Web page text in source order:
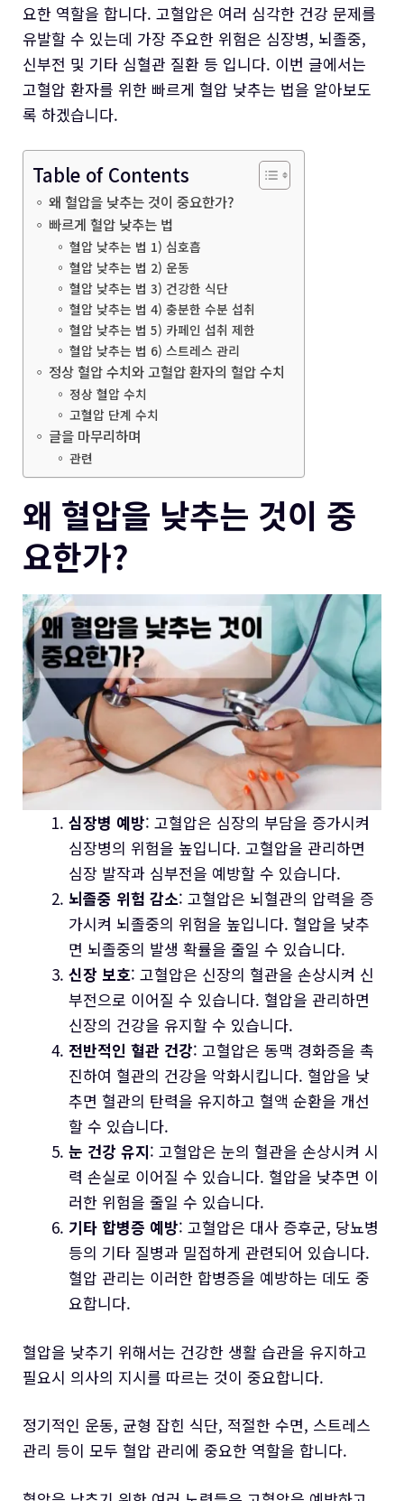
요한 역할을 합니다. 고혈압은 여러 심각한 건강 문제를
유발할 수 있는데 가장 주요한 위험은 심장병, 뇌졸중,
신부전 및 기타 심혈관 질환 등 입니다. 이번 글에서는
고혈압 환자를 위한 빠르게 혈압 낮추는 법을 알아보도
록 하겠습니다.
Table of Contents
왜 혈압을 낮추는 것이 중요한가?
빠르게 혈압 낮추는 법
혈압 낮추는 법 1) 심호흡
혈압 낮추는 법 2) 운동
혈압 낮추는 법 3) 건강한 식단
혈압 낮추는 법 4) 충분한 수분 섭취
혈압 낮추는 법 5) 카페인 섭취 제한
혈압 낮추는 법 6) 스트레스 관리
정상 혈압 수치와 고혈압 환자의 혈압 수치
정상 혈압 수치
고혈압 단계 수치
글을 마무리하며
관련
왜 혈압을 낮추는 것이 중
요한가?
심장병 예방: 고혈압은 심장의 부담을 증가시켜
심장병의 위험을 높입니다. 고혈압을 관리하면
심장 발작과 심부전을 예방할 수 있습니다.
뇌졸중 위험 감소: 고혈압은 뇌혈관의 압력을 증
가시켜 뇌졸중의 위험을 높입니다. 혈압을 낮추
면 뇌졸중의 발생 확률을 줄일 수 있습니다.
신장 보호: 고혈압은 신장의 혈관을 손상시켜 신
부전으로 이어질 수 있습니다. 혈압을 관리하면
신장의 건강을 유지할 수 있습니다.
전반적인 혈관 건강: 고혈압은 동맥 경화증을 촉
진하여 혈관의 건강을 악화시킵니다. 혈압을 낮
추면 혈관의 탄력을 유지하고 혈액 순환을 개선
할 수 있습니다.
눈 건강 유지: 고혈압은 눈의 혈관을 손상시켜 시
력 손실로 이어질 수 있습니다. 혈압을 낮추면 이
러한 위험을 줄일 수 있습니다.
기타 합병증 예방: 고혈압은 대사 증후군, 당뇨병
등의 기타 질병과 밀접하게 관련되어 있습니다.
혈압 관리는 이러한 합병증을 예방하는 데도 중
요합니다.
혈압을 낮추기 위해서는 건강한 생활 습관을 유지하고
필요시 의사의 지시를 따르는 것이 중요합니다.
정기적인 운동, 균형 잡힌 식단, 적절한 수면, 스트레스
관리 등이 모두 혈압 관리에 중요한 역할을 합니다.